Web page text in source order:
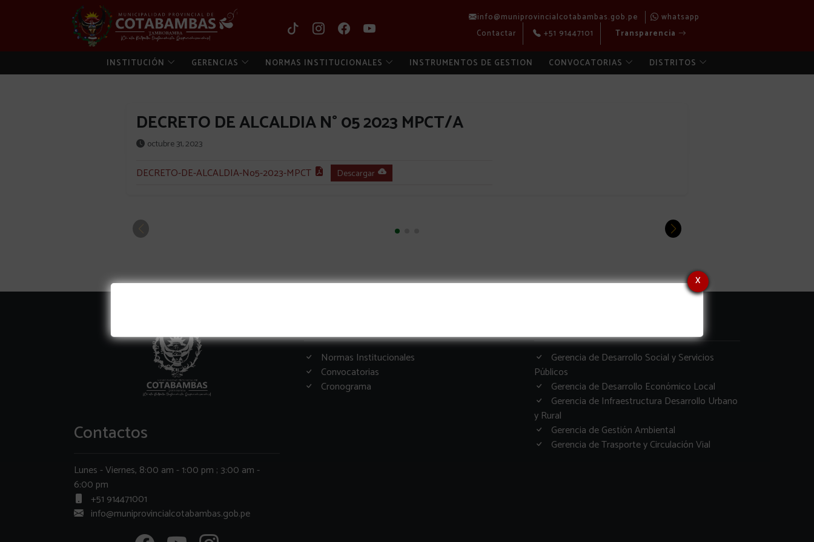
info@muniprovincialcotabambas.gob.pe
whatsapp
Contactar
+51 91447101 Transparencia
INSTITUCIÓN GERENCIAS NORMAS INSTITUCIONALES INSTRUMENTOS DE GESTION CONVOCATORIAS DISTRITOS
DECRETO DE ALCALDIA N° 05 2023 MPCT/A
octubre 31, 2023
DECRETO-DE-ALCALDIA-No5-2023-MPCT Descargar
x
Contactos
Lunes - Viernes, 8:00 am - 1:00 pm ; 3:00 am -
6:00 pm
+51 914471001
info@muniprovincialcotabambas.gob.pe
Normas Institucionales
Convocatorias
Cronograma
Gerencia de Desarrollo Social y Servicios
Públicos
Gerencia de Desarrollo Económico Local
Gerencia de Infraestructura Desarrollo Urbano
y Rural
Gerencia de Gestión Ambiental
Gerencia de Trasporte y Circulación Vial